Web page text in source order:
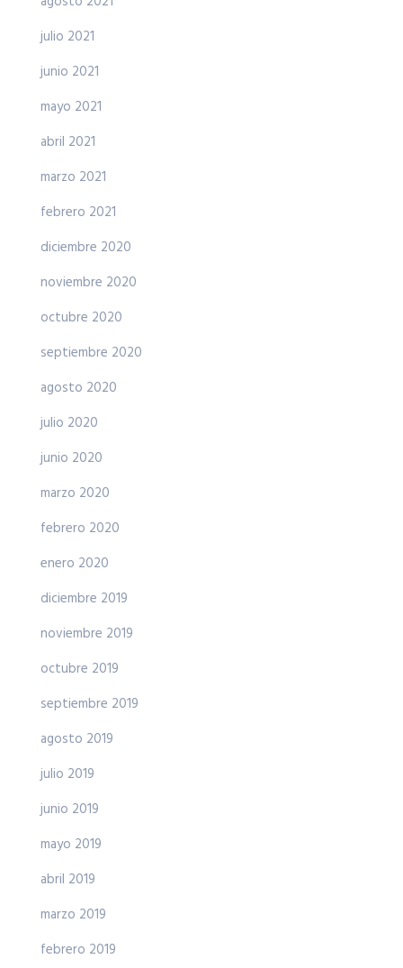
julio 2021
junio 2021
mayo 2021
abril 2021
marzo 2021
febrero 2021
diciembre 2020
noviembre 2020
octubre 2020
septiembre 2020
agosto 2020
julio 2020
junio 2020
marzo 2020
febrero 2020
enero 2020
diciembre 2019
noviembre 2019
octubre 2019
septiembre 2019
agosto 2019
julio 2019
junio 2019
mayo 2019
abril 2019
marzo 2019
febrero 2019